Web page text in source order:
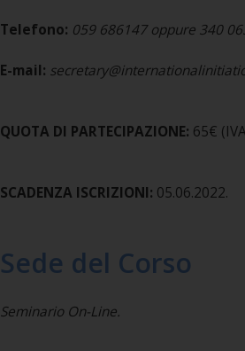
Telefono: 059 686147 oppure 340
E-mail:
QUOTA DI PARTECIPAZIONE: 65€
SCADENZA ISCRIZIONI: 05.06.2022.
Sede del Corso
Seminario On-Line.